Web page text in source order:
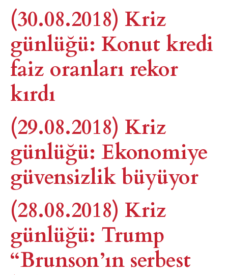
(30.08.2018) Kriz
günlüğü: Konut kredi
faiz oranları rekor
kırdı
(29.08.2018) Kriz
günlüğü: Ekonomiye
güvensizlik büyüyor
(28.08.2018) Kriz
günlüğü: Trump
“Brunson’ın serbest